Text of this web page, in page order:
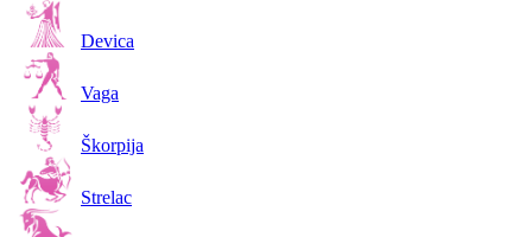
Devica
Vaga
Škorpija
Strelac